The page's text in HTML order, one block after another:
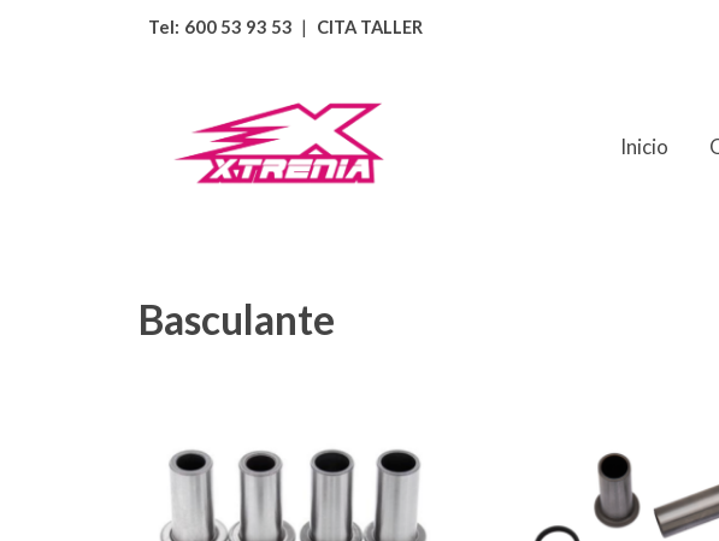
Tel: 600 53 93 53 | CITA TALLER
Inicio
Basculante